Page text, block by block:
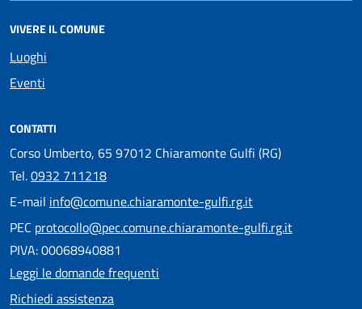
VIVERE IL COMUNE
Luoghi
Eventi
CONTATTI
Corso Umberto, 65 97012 Chiaramonte Gulfi (RG)
Tel.0932 711218
E-mail info@comune.chiaramonte-gulfi.rg.it
PEC protocollo@pec.comune.chiaramonte-gulfi.rg.it
PIVA: 00068940881
Leggi le domande frequenti
Richiedi assistenza